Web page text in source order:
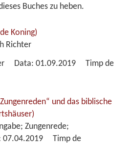
Buches zu heben.
Koning)
Richter
Data: 01.09.2019 Timp de
und das biblische
Zungenrede;
07.04.2019 Timp de